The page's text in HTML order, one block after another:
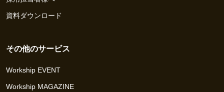
資料ダウンロード
その他のサービス
Workship EVENT
Workship MAGAZINE